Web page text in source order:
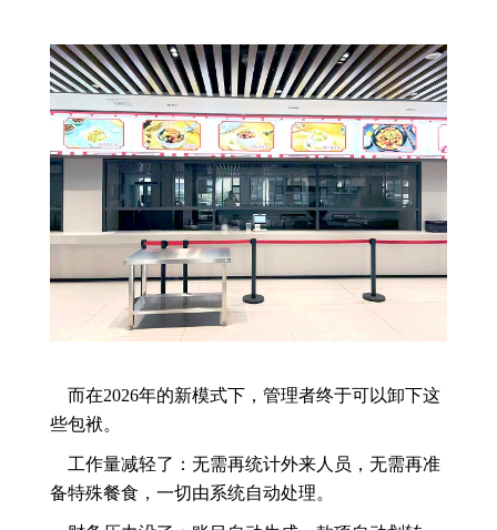
而在2026年的新模式下，管理者终于可以卸下这
些包袱。
工作量减轻了：无需再统计外来人员，无需再准
备特殊餐食，一切由系统自动处理。